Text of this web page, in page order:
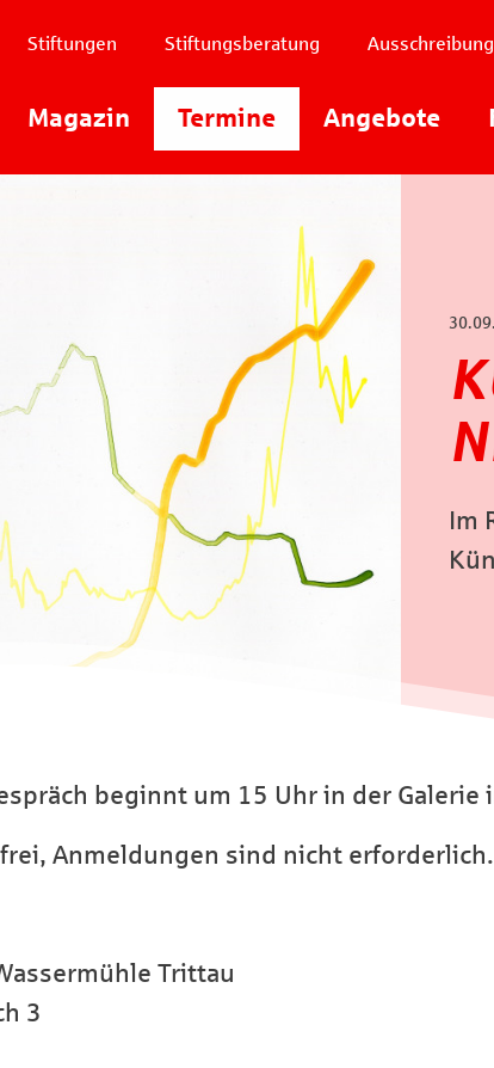
Magazin Termine Angebote
Stiftungen Stiftungsberatung
Im
beginnt um 15 Uhr in der Galerie
Anmeldungen sind nicht erforderlich.
Trittau
3